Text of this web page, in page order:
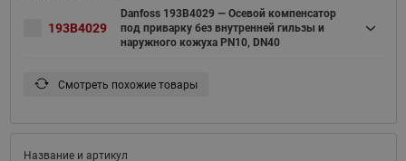
193B4029
Danfoss 193B4029 — Осевой компенсатор
под приварку без внутренней гильзы и
наружного кожуха PN10, DN40
Смотреть похожие товары